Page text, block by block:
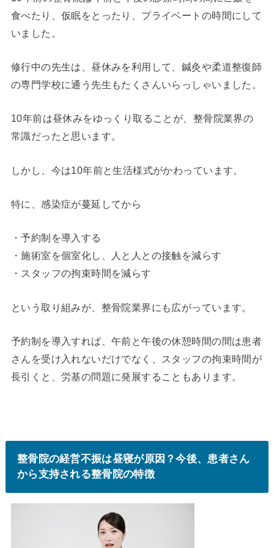
食べたり、仮眠をとったり、プライベートの時間にして
いました。
修行中の先生は、昼休みを利用して、鍼灸や柔道整復師
の専門学校に通う先生もたくさんいらっしゃいました。
10年前は昼休みをゆっくり取ることが、整骨院業界の
常識だったと思います。
しかし、今は10年前と生活様式がかわっています。
特に、感染症が蔓延してから
・予約制を導入する
・施術室を個室化し、人と人との接触を減らす
・スタッフの拘束時間を減らす
という取り組みが、整骨院業界にも広がっています。
予約制を導入すれば、午前と午後の休憩時間の間は患者
さんを受け入れないだけでなく、スタッフの拘束時間が
長引くと、労基の問題に発展することもあります。
整骨院の経営不振は昼寝が原因？今後、患者さん
から支持される整骨院の特徴